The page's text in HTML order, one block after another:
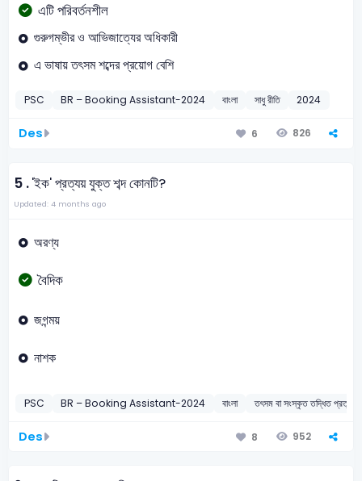
এটি পরিবর্তনশীল
গুরুগম্ভীর ও আভিজাত্যের অধিকারী
এ ভাষায় তৎসম শব্দের প্রয়োগ বেশি
PSC BR – Booking Assistant-2024 বাংলা সাধু রীতি 2024
Des 6 826
5 .'ইক' প্রত্যয় যুক্ত শব্দ কোনটি?
Updated: 4 months ago
অরণ্য
বৈদিক
জগন্ময়
নাশক
PSC BR – Booking Assistant-2024 বাংলা তৎসম বা সংস্কৃত তদ্ধিত প্রত্যয়
Des 8 952